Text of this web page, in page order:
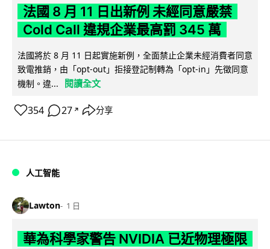
法國 8 月 11 日出新例 未經同意嚴禁
Cold Call 違規企業最高罰 345 萬
法國將於 8 月 11 日起實施新例，全面禁止企業未經消費者同意
致電推銷，由「opt-out」拒接登記制轉為「opt-in」先徵同意
機制。違...
閱讀全文
354 27 ↗ 分享
人工智能
Lawton 1 日
華為科學家警告 NVIDIA 已近物理極限